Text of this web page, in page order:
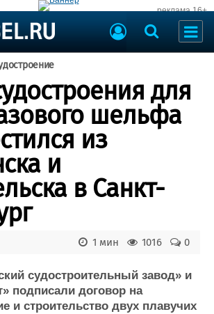
реклама 16+
Торговая площадка
Продажа флота
Изделия
Материалы
Услуги
для
шельфа
из
и
в Санкт-
0
1016
1 мин
судостроительный завод» и
подписали договор на
и строительство двух плавучих